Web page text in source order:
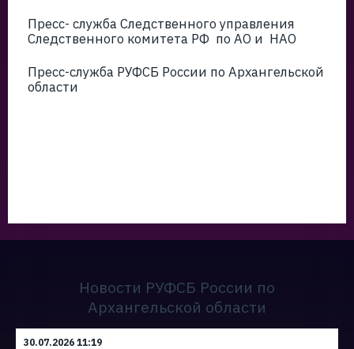
Пресс- служба Следственного управления
Следственного комитета РФ по АО и НАО
Пресс-служба РУФСБ России по Архангельской
области
Новости РУФСБ России по
Архангельской области
30.07.2026 11:19